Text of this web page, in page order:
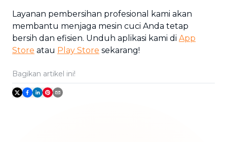
Layanan pembersihan profesional kami akan
membantu menjaga mesin cuci Anda tetap
bersih dan efisien. Unduh aplikasi kami di App
Store atau Play Store sekarang!
Bagikan artikel ini!